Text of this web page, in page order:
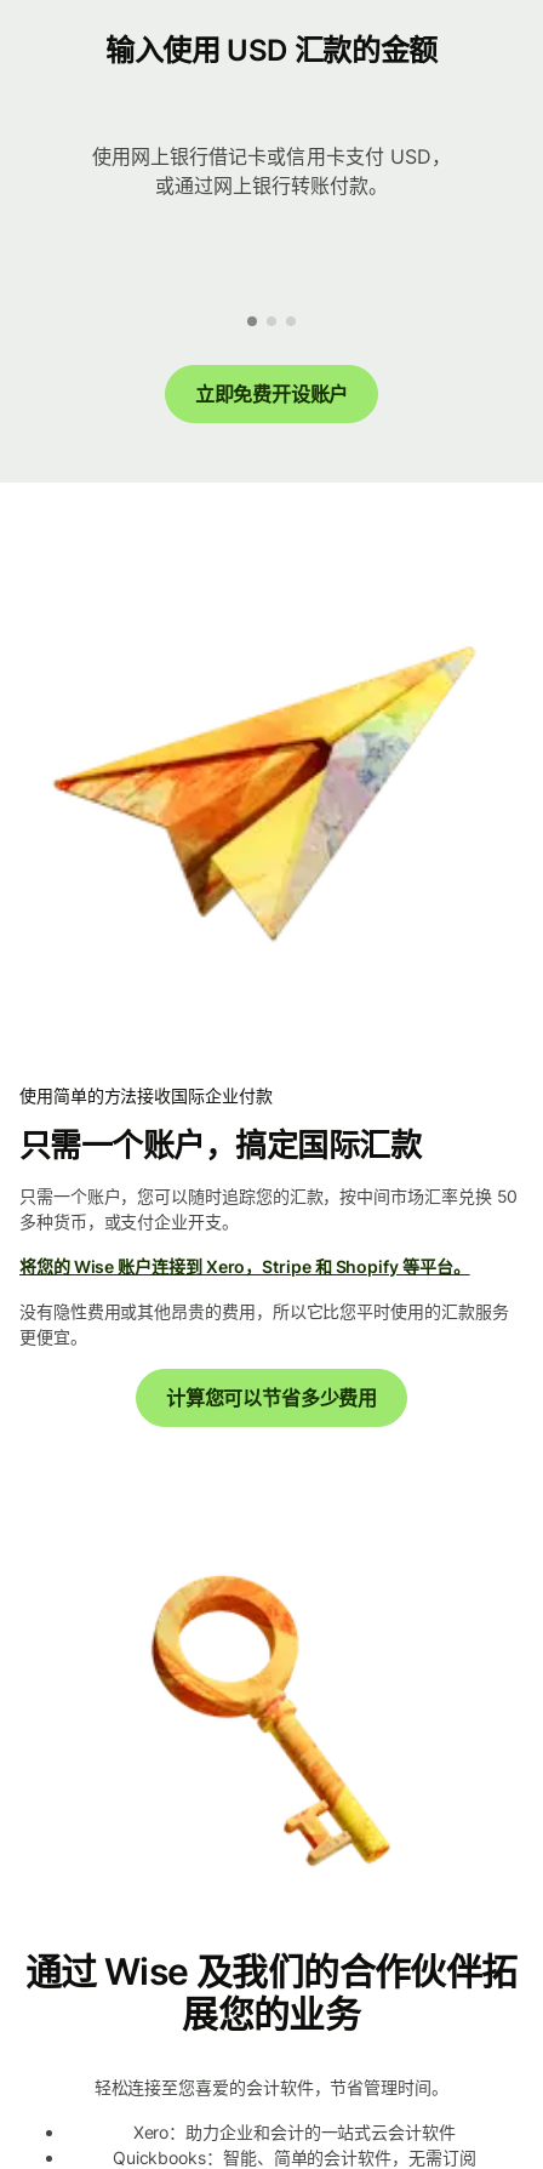
输入使用 USD 汇款的金额
使用网上银行借记卡或信用卡支付 USD，
或通过网上银行转账付款。
立即免费开设账户
使用简单的方法接收国际企业付款
只需一个账户，搞定国际汇款
只需一个账户，您可以随时追踪您的汇款，按中间市场汇率兑换 50
多种货币，或支付企业开支。
将您的 Wise 账户连接到 Xero，Stripe 和 Shopify 等平台。
没有隐性费用或其他昂贵的费用，所以它比您平时使用的汇款服务
更便宜。
计算您可以节省多少费用
通过 Wise 及我们的合作伙伴拓
展您的业务
轻松连接至您喜爱的会计软件，节省管理时间。
Xero：助力企业和会计的一站式云会计软件
Quickbooks：智能、简单的会计软件，无需订阅